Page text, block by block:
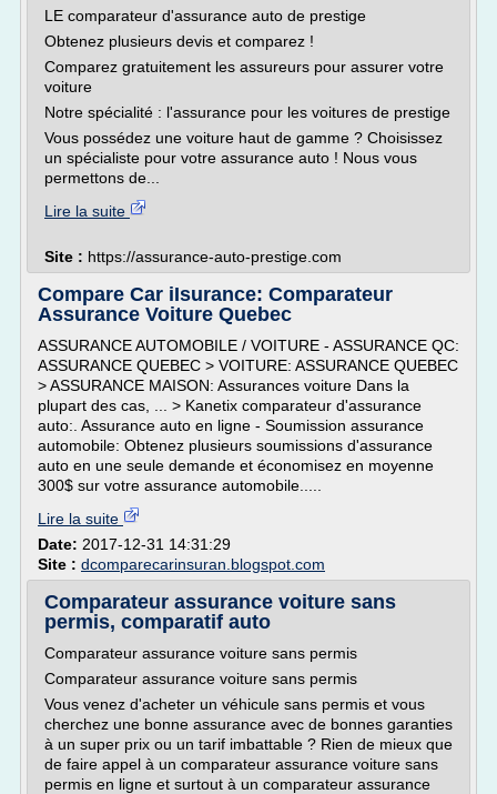
LE comparateur d'assurance auto de prestige
Obtenez plusieurs devis et comparez !
Comparez gratuitement les assureurs pour assurer votre
voiture
Notre spécialité : l'assurance pour les voitures de prestige
Vous possédez une voiture haut de gamme ? Choisissez
un spécialiste pour votre assurance auto ! Nous vous
permettons de...
Lire la suite
Site : https://assurance-auto-prestige.com
Compare Car iIsurance: Comparateur
Assurance Voiture Quebec
ASSURANCE AUTOMOBILE / VOITURE - ASSURANCE QC:
ASSURANCE QUEBEC > VOITURE: ASSURANCE QUEBEC
> ASSURANCE MAISON: Assurances voiture Dans la
plupart des cas, ... > Kanetix comparateur d'assurance
auto:. Assurance auto en ligne - Soumission assurance
automobile: Obtenez plusieurs soumissions d'assurance
auto en une seule demande et économisez en moyenne
300$ sur votre assurance automobile.....
Lire la suite
Date: 2017-12-31 14:31:29
Site : dcomparecarinsuran.blogspot.com
Comparateur assurance voiture sans
permis, comparatif auto
Comparateur assurance voiture sans permis
Comparateur assurance voiture sans permis
Vous venez d'acheter un véhicule sans permis et vous
cherchez une bonne assurance avec de bonnes garanties
à un super prix ou un tarif imbattable ? Rien de mieux que
de faire appel à un comparateur assurance voiture sans
permis en ligne et surtout à un comparateur assurance